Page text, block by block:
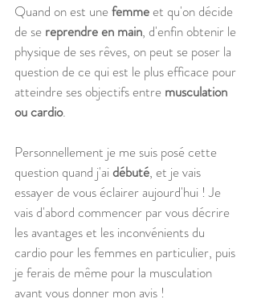
Quand on est une femme et qu'on décide
de se reprendre en main, d'enfin obtenir le
physique de ses rêves, on peut se poser la
question de ce qui est le plus efficace pour
atteindre ses objectifs entre musculation
ou cardio.
Personnellement je me suis posé cette
question quand j'ai débuté, et je vais
essayer de vous éclairer aujourd'hui ! Je
vais d'abord commencer par vous décrire
les avantages et les inconvénients du
cardio pour les femmes en particulier, puis
je ferais de même pour la musculation
avant vous donner mon avis !